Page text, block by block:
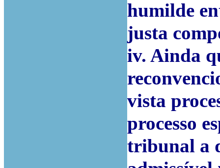
humilde
justa
iv. Ainda
vista
processo
tribunal a